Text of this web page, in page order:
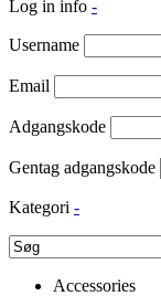
Log in info -
Username
Email
Adgangskode
Gentag adgangskode
Kategori -
Accessories